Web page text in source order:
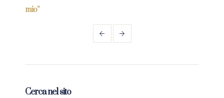
mio”
Cerca nel sito